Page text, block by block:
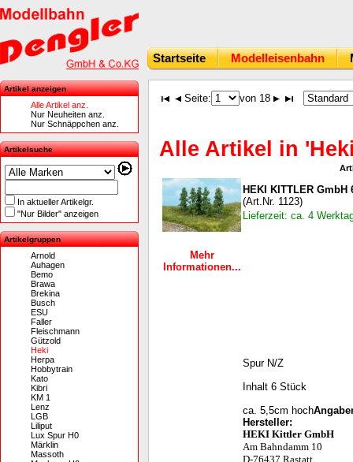
Startseite Modelleisenbahn
Artikel anzeigen
Alle Artikel anz.
Nur Neuheiten anz.
Nur Schnäppchen anz.
Artikelsuche
In aktueller Artikelgr.
"Nur Bilder" anzeigen
Artikelgruppen
Arnold
Auhagen
Bemo
Brawa
Brekina
Busch
ESU
Faller
Fleischmann
Gützold
Heki
Herpa
Hobbytrain
Kato
Kibri
KM 1
Lenz
LGB
Liliput
Lux Spur H0
Märklin
Massoth
Seite: von 18
Alle Artikel in
Mehr
Informationen...
HEKI KITTLER
(Art.Nr. 1123)
Lieferzeit: ca. 4
Spur N/Z
Inhalt 6 Stück
ca. 5,5cm hoch
Hersteller:
HEKI Kittler GmbH
Am Bahndamm 10
D-76437 Rastatt